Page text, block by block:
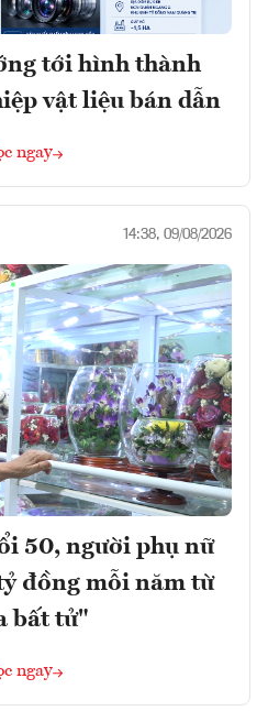
tới hình thành
vật liệu bán dẫn
ngay
14:38, 09/08/2026
50, người phụ nữ
đồng mỗi năm từ
bất tử"
ngay